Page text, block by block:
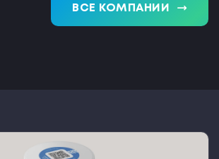
ВСЕ КОМПАНИИ trending_flat